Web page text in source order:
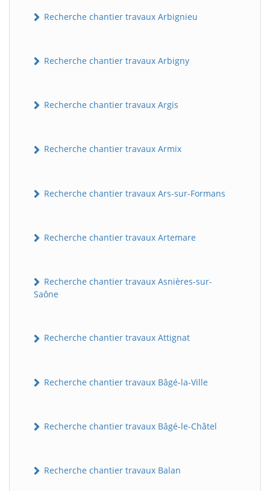
Recherche chantier travaux Arbignieu
Recherche chantier travaux Arbigny
Recherche chantier travaux Argis
Recherche chantier travaux Armix
Recherche chantier travaux Ars-sur-Formans
Recherche chantier travaux Artemare
Recherche chantier travaux Asnières-sur-
Saône
Recherche chantier travaux Attignat
Recherche chantier travaux Bâgé-la-Ville
Recherche chantier travaux Bâgé-le-Châtel
Recherche chantier travaux Balan